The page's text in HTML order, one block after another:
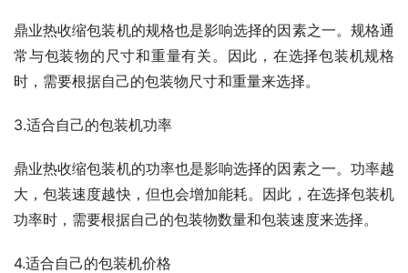
鼎业热收缩包装机的规格也是影响选择的因素之一。规格通
常与包装物的尺寸和重量有关。因此，在选择包装机规格
时，需要根据自己的包装物尺寸和重量来选择。
3.适合自己的包装机功率
鼎业热收缩包装机的功率也是影响选择的因素之一。功率越
大，包装速度越快，但也会增加能耗。因此，在选择包装机
功率时，需要根据自己的包装物数量和包装速度来选择。
4.适合自己的包装机价格